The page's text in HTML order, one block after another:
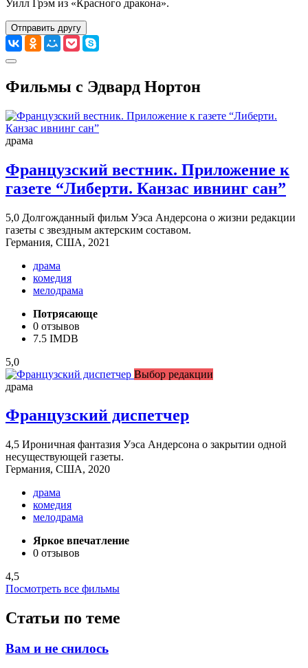
Уилл Грэм из «Красного дракона».
Отправить другу
Фильмы с Эдвард Нортон
драма
Французский вестник. Приложение к
газете “Либерти. Канзас ивнинг сан”
5,0 Долгожданный фильм Уэса Андерсона о жизни редакции
газеты с звездным актерским составом.
Германия, США, 2021
драма
комедия
мелодрама
Потрясающе
0 отзывов
7.5 IMDB
5,0
Выбор редакции
драма
Французский диспетчер
4,5 Ироничная фантазия Уэса Андерсона о закрытии одной
несуществующей газеты.
Германия, США, 2020
драма
комедия
мелодрама
Яркое впечатление
0 отзывов
4,5
Посмотреть все фильмы
Статьи по теме
Вам и не снилось